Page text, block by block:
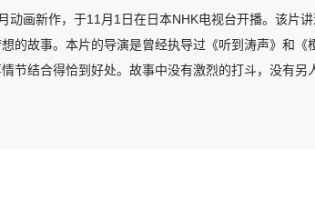
动画新作，于11月1日在日本NHK电视台开播。该
的故事。本片的导演是曾经执导过《听到涛声》和
节结合得恰到好处。故事中没有激烈的打斗，没有